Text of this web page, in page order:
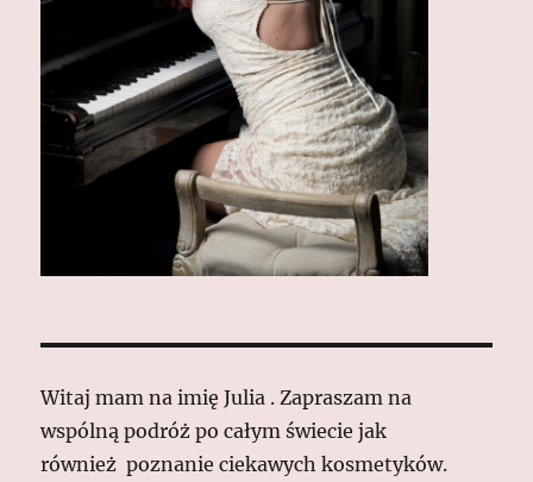
Witaj mam na imię Julia . Zapraszam na
wspólną podróż po całym świecie jak
również poznanie ciekawych kosmetyków.